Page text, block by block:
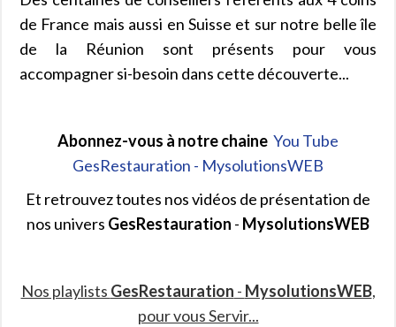
de France mais aussi en Suisse et sur notre belle île
de la Réunion sont présents pour vous
accompagner si-besoin dans cette découverte...
Abonnez-vous à notre chaine You Tube
GesRestauration - MysolutionsWEB
Et retrouvez toutes nos vidéos de présentation de
nos univers GesRestauration - MysolutionsWEB
Nos playlists GesRestauration - MysolutionsWEB,
pour vous Servir...